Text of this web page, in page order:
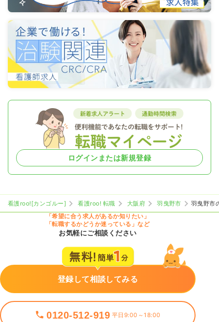
ログインまたは新規登録
看護roo![カンゴルー] 看護roo! 転職 大阪府 羽曳野市
羽曳野市
「希望に合う求人があるか知りたい」
「転職するかどうか迷っている」など
お気軽にご相談ください
登録して相談してみる
0120-512-919 平日9:00～18:00